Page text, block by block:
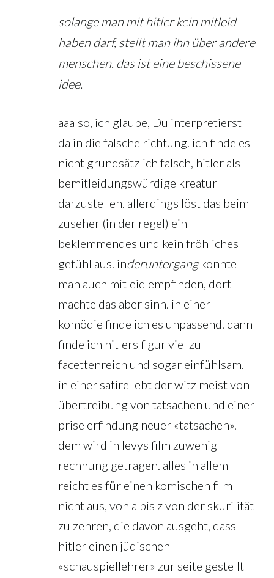
solange man mit hitler kein mitleid
haben darf, stellt man ihn über andere
menschen. das ist eine beschissene
idee.
aaalso, ich glaube, Du interpretierst
da in die falsche richtung. ich finde es
nicht grundsätzlich falsch, hitler als
bemitleidungswürdige kreatur
darzustellen. allerdings löst das beim
zuseher (in der regel) ein
beklemmendes und kein fröhliches
gefühl aus. inderuntergangkonnte
man auch mitleid empfinden, dort
machte das aber sinn. in einer
komödie finde ich es unpassend. dann
finde ich hitlers figur viel zu
facettenreich und sogar einfühlsam.
in einer satire lebt der witz meist von
übertreibung von tatsachen und einer
prise erfindung neuer «tatsachen».
dem wird in levys film zuwenig
rechnung getragen. alles in allem
reicht es für einen komischen film
nicht aus, von a bis z von der skurilität
zu zehren, die davon ausgeht, dass
hitler einen jüdischen
«schauspiellehrer» zur seite gestellt